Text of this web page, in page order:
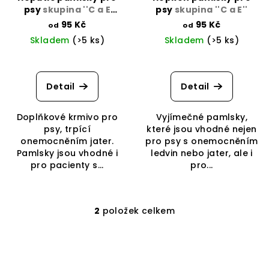
psy skupina ''C a E
slinivka''
od 95 Kč
Skladem (>5 ks)
Detail
Doplňkové krmivo pro
psy, trpící
onemocněním jater.
Pamlsky jsou vhodné i
pro pacienty s...
psy skupina ''C a E''
od 95 Kč
Skladem (>5 ks)
hodnocení
produktu
z
5
hvězdiček.
Detail
Vyjímečné pamlsky,
které jsou vhodné nejen
pro psy s onemocněním
ledvin nebo jater, ale i
pro...
O
2 položek celkem